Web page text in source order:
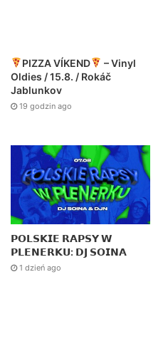
PIZZA VÍKEND
– Vinyl
Oldies / 15.8. / Rokáč
Jablunkov
19 godzin ago
𝗣𝗢𝗟𝗦𝗞𝗜𝗘 𝗥𝗔𝗣𝗦𝗬 𝗪
𝗣𝗟𝗘𝗡𝗘𝗥𝗞𝗨: 𝗗𝗝 𝗦𝗢𝗜𝗡𝗔
1 dzień ago